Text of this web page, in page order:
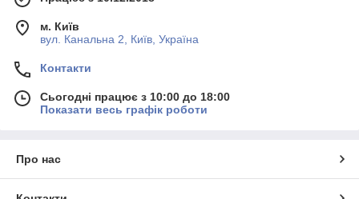
м. Київ
вул. Канальна 2, Київ, Україна
Контакти
Сьогодні працює з 10:00 до 18:00
Показати весь графік роботи
Про нас